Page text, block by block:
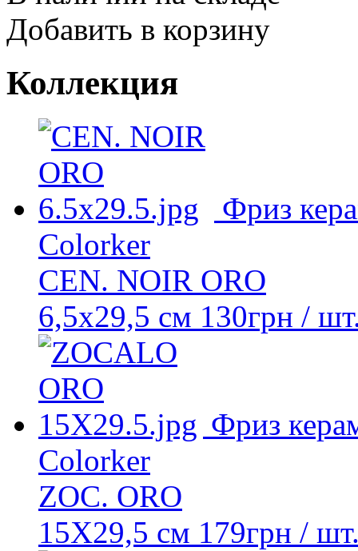
Добавить в корзину
Коллекция
Фриз
Colorker
CEN. NOIR ORO
6,5x29,5 см 130грн /
Фриз
Colorker
ZOC. ORO
15X29,5 см 179грн /